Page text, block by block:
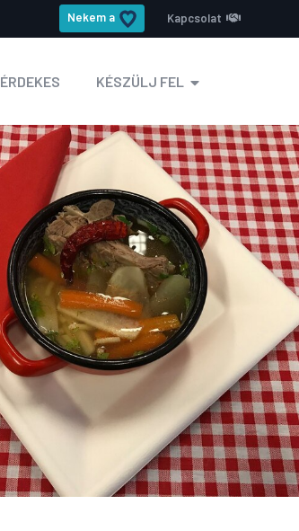
Nekem a Kapcsolat
ÉRDEKES KÉSZÜLJ FEL